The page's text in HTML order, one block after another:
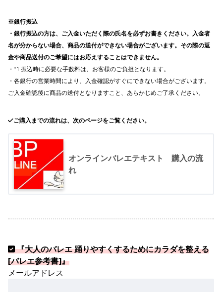
※銀行振込
・銀行振込の方は、ご入金いただく際の氏名を必ずお書きください。入金者
名が分からない場合、商品の送付ができない場合がございます。その際の返
金や商品送付のご希望にはお応えすることはできません。
・*1 振込時に必要な手数料は、お客様のご負担となります。
・各銀行の営業時間により、入金確認がすぐにできない場合がございます。
ご入金確認後に商品の送付となりますこと、あらかじめご了承ください。
ご購入までの流れは、次のページをご覧ください。
オンラインバレエテキスト 購入の流
れ
『大人のバレエ 踊りやすくするためにカラダを整える
[バレエ参考書]』
メールアドレス